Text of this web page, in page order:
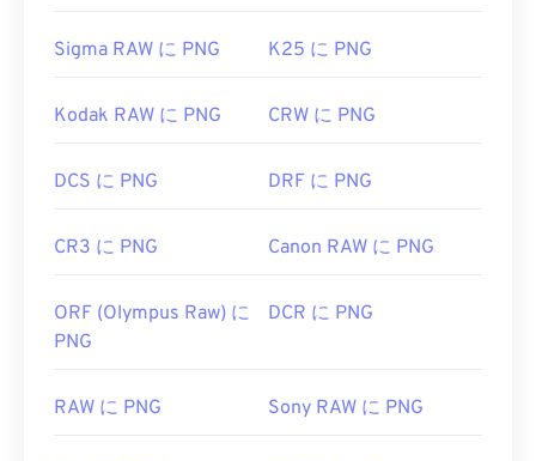
Sigma RAW に PNG K25 に PNG
Kodak RAW に PNG CRW に PNG
DCS に PNG DRF に PNG
CR3 に PNG Canon RAW に PNG
ORF (Olympus Raw) に
PNG
DCR に PNG
RAW に PNG Sony RAW に PNG